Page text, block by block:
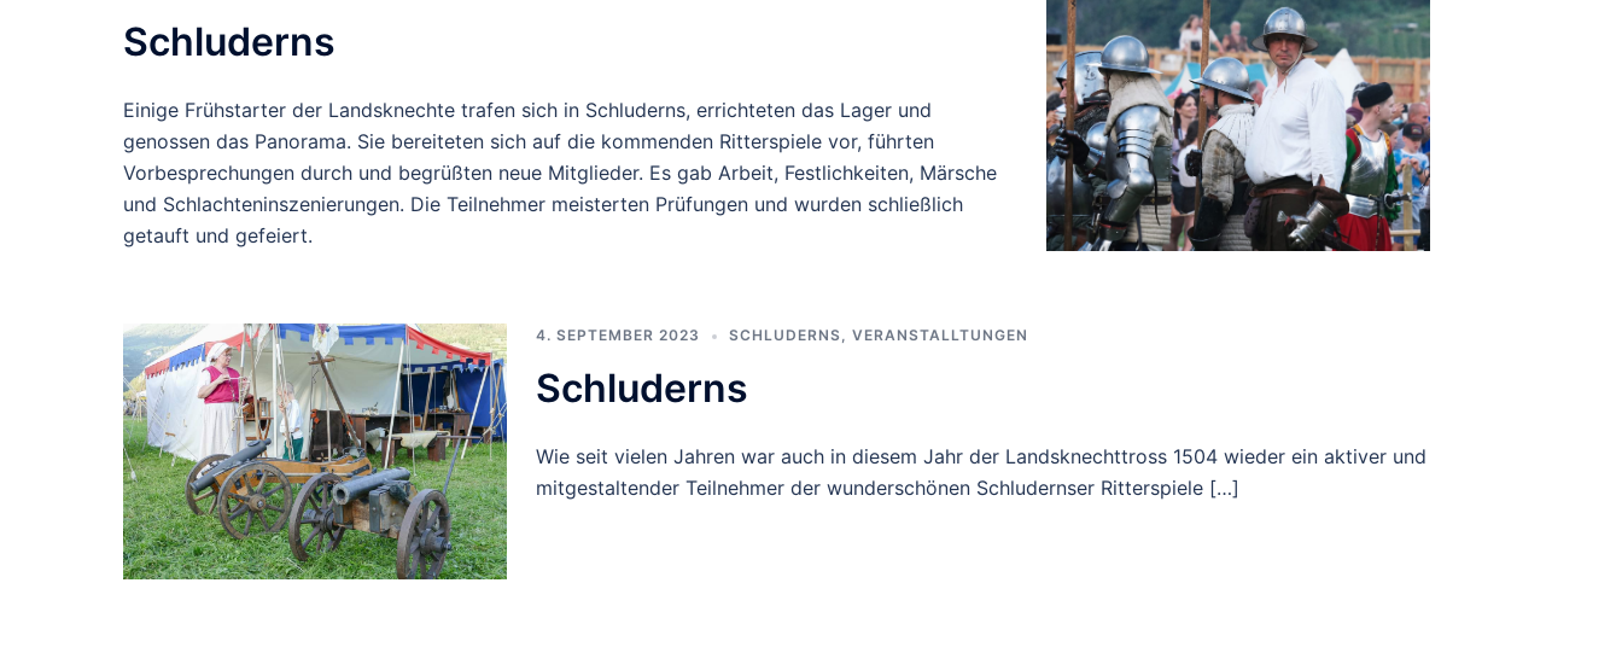
Schluderns
Einige Frühstarter der Landsknechte trafen sich in Schluderns, errichteten das Lager und
genossen das Panorama. Sie bereiteten sich auf die kommenden Ritterspiele vor, führten
Vorbesprechungen durch und begrüßten neue Mitglieder. Es gab Arbeit, Festlichkeiten, Märsche
und Schlachteninszenierungen. Die Teilnehmer meisterten Prüfungen und wurden schließlich
getauft und gefeiert.
4. SEPTEMBER 2023 SCHLUDERNS, VERANSTALLTUNGEN
Schluderns
Wie seit vielen Jahren war auch in diesem Jahr der Landsknechttross 1504 wieder ein aktiver und
mitgestaltender Teilnehmer der wunderschönen Schludernser Ritterspiele […]